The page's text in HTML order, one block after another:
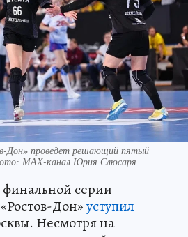
Дон» проведет решающий пятый
МАХ-канал Юрия Слюсаря
финальной серии
Дон»уступил
Несмотря на